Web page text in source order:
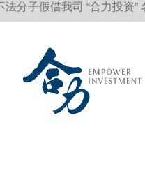
分子假借我司 “合力投资”